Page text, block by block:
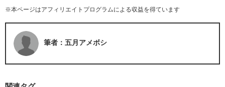
※本ページはアフィリエイトプログラムによる収益を得ています
筆者：五月アメボシ